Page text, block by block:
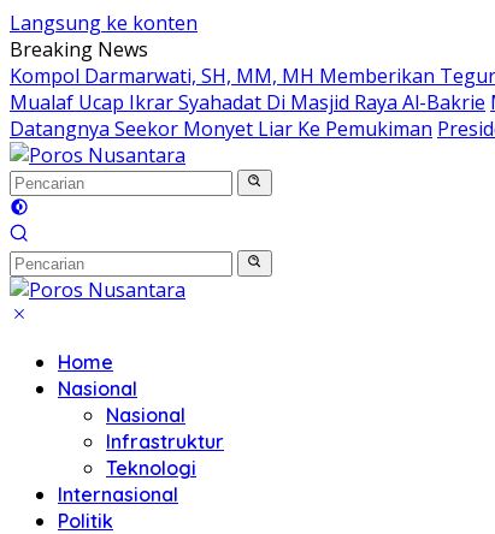
Langsung ke konten
Breaking News
Kompol Darmarwati, SH, MM, MH Memberikan
Mualaf Ucap Ikrar Syahadat Di Masjid Raya Al-Bakrie
Datangnya Seekor Monyet Liar Ke Pemukiman
Home
Nasional
Nasional
Infrastruktur
Teknologi
Internasional
Politik